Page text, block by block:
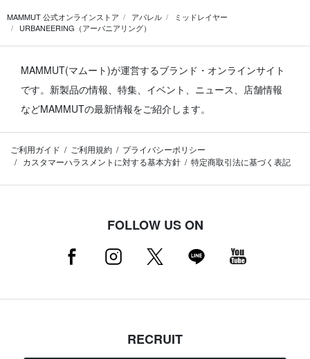
MAMMUT 公式オンラインストア アパレル
ミッドレイヤー
URBANEERING（アーバニアリング）
MAMMUT(マムート)が運営するブランド・オンラインサイト
です。 新製品の情報、特集、イベント、ニュース、店舗情報
などMAMMUTの最新情報をご紹介します。
ご利用ガイド ご利用規約
プライバシーポリシー
カスタマーハラスメントに対する基本方針
特定商取引法に基づく表記
FOLLOW US ON
RECRUIT